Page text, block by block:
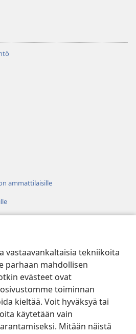
vastaavankaltaisia tekniikoita
parhaan mahdollisen
evästeet ovat
toiminnan
kieltää. Voit hyväksyä tai
käytetään vain
Mitään näistä
ammattilaisille